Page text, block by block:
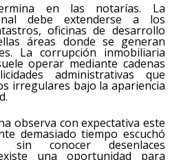
en las notarías. La
debe extenderse a los
oficinas de desarrollo
áreas donde se generan
La corrupción inmobiliaria
operar mediante cadenas
administrativas que
irregulares bajo la apariencia
observa con expectativa este
demasiado tiempo escuchó
sin conocer desenlaces
una oportunidad para